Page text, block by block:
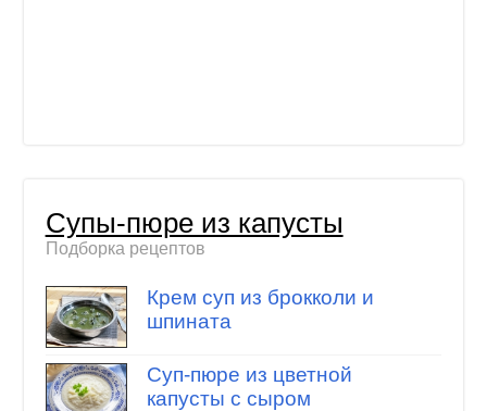
Супы-пюре из капусты
Подборка рецептов
Крем суп из брокколи и
шпината
Суп-пюре из цветной
капусты с сыром